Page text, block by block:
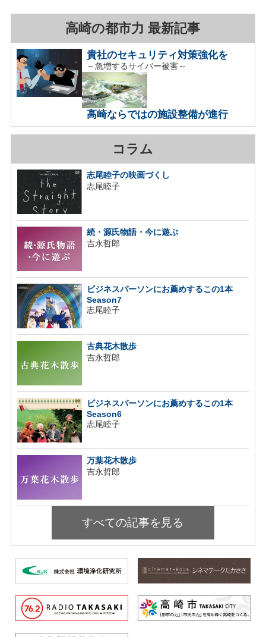
高崎の都市力 最新記事
貴社のセキュリティ対策強化を
～急増するサイバー被害～
高崎ならではの施設整備が進行
コラム
志尾睦子の映画づくし
志尾睦子
続・源氏物語・今に遊ぶ
吉永哲郎
ビジネスパーソンにお薦めするこの1本
Season7
志尾睦子
古典花木散歩
吉永哲郎
ビジネスパーソンにお薦めするこの1本
Season6
志尾睦子
万葉花木散歩
吉永哲郎
すべての記事を見る